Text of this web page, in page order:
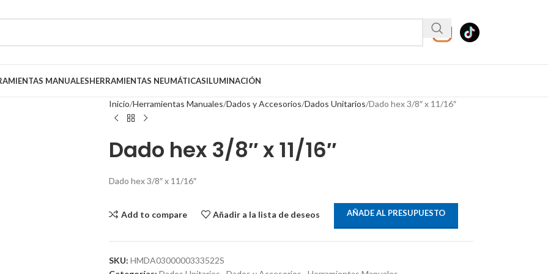
MANUALESHERRAMIENTAS NEUMÁTICASILUMINACIÓN
Inicio Herramientas Manuales Dados y Accesorios Dados Unitarios Dado hex 3/8″ x 11/16″
Dado hex 3/8″ x 11/16″
Dado hex 3/8″ x 11/16″
Add to compare Añadir a la lista de deseos AÑADE AL PRESUPUESTO
SKU: HMDA0300000333522S